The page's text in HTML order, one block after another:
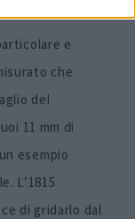
e
che
del
11 mm di
esempio
L’1815
di gridarlo dal